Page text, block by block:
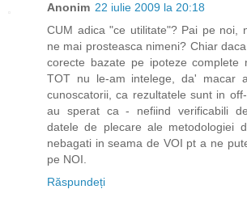
Anonim 22 iulie 2009 la 20:18
CUM adica "ce utilitate"? Pai pe noi,
ne mai prosteasca nimeni? Chiar
corecte bazate pe ipoteze complete
TOT nu le-am intelege, da' macar
cunoscatorii, ca rezultatele sunt in
au sperat ca - nefiind verificabili
datele de plecare ale metodologiei
nebagati in seama de VOI pt a ne
pe NOI.
Răspundeți